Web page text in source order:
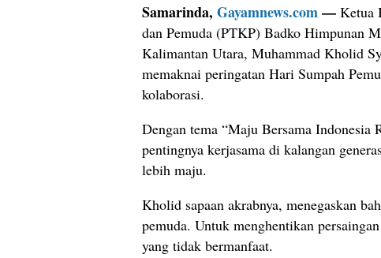
Samarinda, Gayamnews.com— Ketua
dan Pemuda (PTKP) Badko Himpunan
Kalimantan Utara, Muhammad Kholid
memaknai peringatan Hari Sumpah
kolaborasi.
Dengan tema “Maju Bersama Indonesia
pentingnya kerjasama di kalangan
lebih maju.
Kholid sapaan akrabnya, menegaskan
pemuda. Untuk menghentikan
yang tidak bermanfaat.